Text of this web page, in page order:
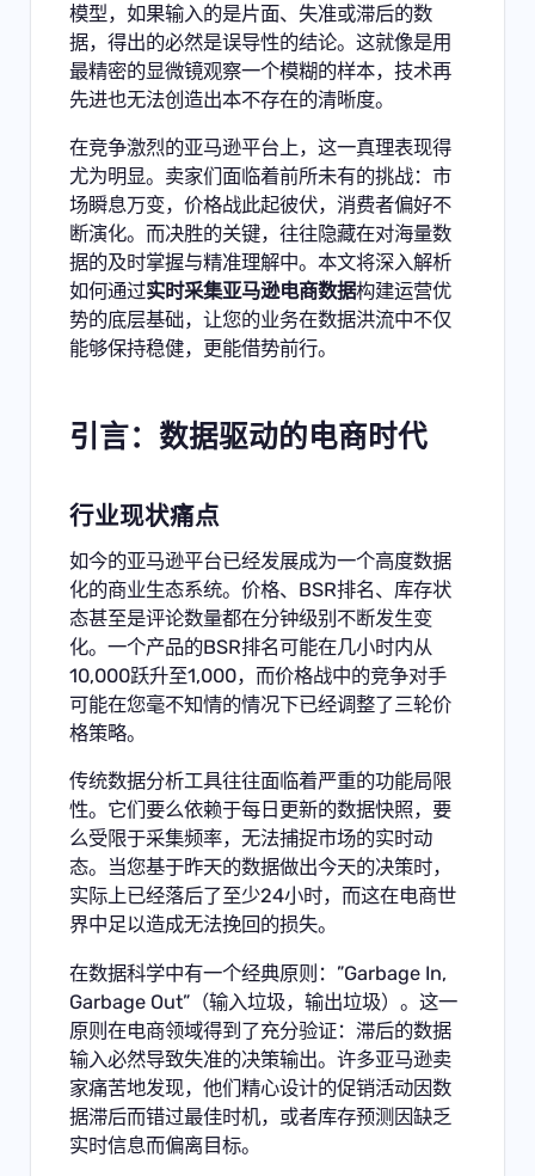
模型，如果输入的是片面、失准或滞后的数
据，得出的必然是误导性的结论。这就像是用
最精密的显微镜观察一个模糊的样本，技术再
先进也无法创造出本不存在的清晰度。
在竞争激烈的亚马逊平台上，这一真理表现得
尤为明显。卖家们面临着前所未有的挑战：市
场瞬息万变，价格战此起彼伏，消费者偏好不
断演化。而决胜的关键，往往隐藏在对海量数
据的及时掌握与精准理解中。本文将深入解析
如何通过实时采集亚马逊电商数据构建运营优
势的底层基础，让您的业务在数据洪流中不仅
能够保持稳健，更能借势前行。
引言：数据驱动的电商时代
行业现状痛点
如今的亚马逊平台已经发展成为一个高度数据
化的商业生态系统。价格、BSR排名、库存状
态甚至是评论数量都在分钟级别不断发生变
化。一个产品的BSR排名可能在几小时内从
10,000跃升至1,000，而价格战中的竞争对手
可能在您毫不知情的情况下已经调整了三轮价
格策略。
传统数据分析工具往往面临着严重的功能局限
性。它们要么依赖于每日更新的数据快照，要
么受限于采集频率，无法捕捉市场的实时动
态。当您基于昨天的数据做出今天的决策时，
实际上已经落后了至少24小时，而这在电商世
界中足以造成无法挽回的损失。
在数据科学中有一个经典原则：”Garbage In,
Garbage Out”（输入垃圾，输出垃圾）。这一
原则在电商领域得到了充分验证：滞后的数据
输入必然导致失准的决策输出。许多亚马逊卖
家痛苦地发现，他们精心设计的促销活动因数
据滞后而错过最佳时机，或者库存预测因缺乏
实时信息而偏离目标。